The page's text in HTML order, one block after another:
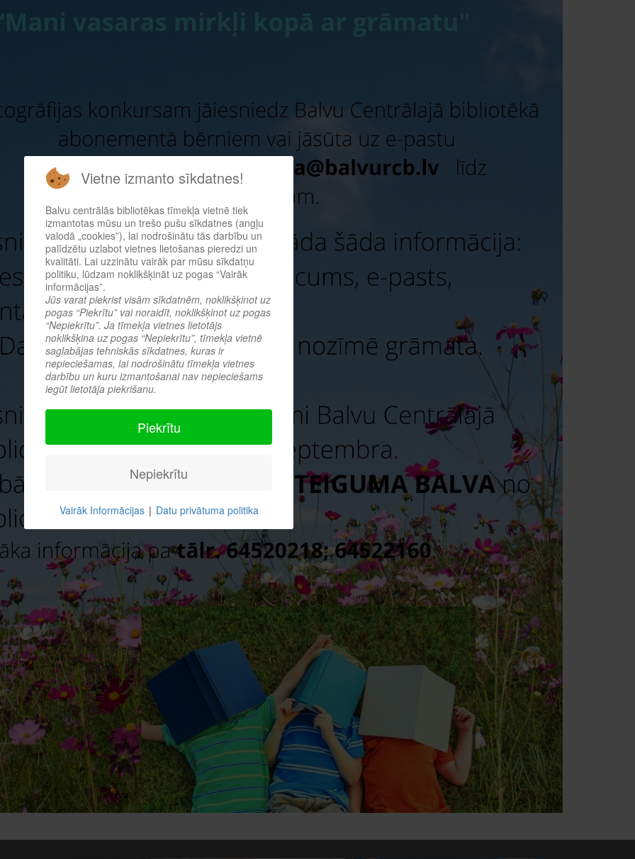
Vietne izmanto sīkdatnes!
Balvu centrālās bibliotēkas tīmekļa vietnē tiek
izmantotas mūsu un trešo pušu sīkdatnes (angļu
valodā „cookies”), lai nodrošinātu tās darbību un
palīdzētu uzlabot vietnes lietošanas pieredzi un
kvalitāti. Lai uzzinātu vairāk par mūsu sīkdatņu
politiku, lūdzam noklikšķināt uz pogas “Vairāk
informācijas”.
Jūs varat piekrist visām sīkdatnēm, noklikšķinot uz
pogas “Piekrītu” vai noraidīt, noklikšķinot uz pogas
“Nepiekrītu”. Ja tīmekļa vietnes lietotājs
noklikšķina uz pogas “Nepiekrītu”, tīmekļa vietnē
saglabājas tehniskās sīkdatnes, kuras ir
nepieciešamas, lai nodrošinātu tīmekļa vietnes
darbību un kuru izmantošanai nav nepieciešams
iegūt lietotāja piekrišanu.
Piekrītu
Nepiekrītu
Vairāk Informācijas | Datu privātuma politika